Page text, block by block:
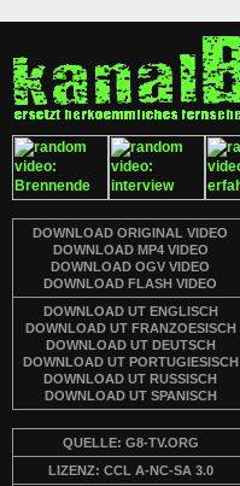
DOWNLOAD ORIGINAL VIDEO
DOWNLOAD MP4 VIDEO
DOWNLOAD OGV VIDEO
DOWNLOAD FLASH VIDEO
DOWNLOAD UT ENGLISCH
DOWNLOAD UT FRANZOESISCH
DOWNLOAD UT DEUTSCH
DOWNLOAD UT PORTUGIESISCH
DOWNLOAD UT RUSSISCH
DOWNLOAD UT SPANISCH
QUELLE: G8-TV.ORG
LIZENZ: CCL A-NC-SA 3.0